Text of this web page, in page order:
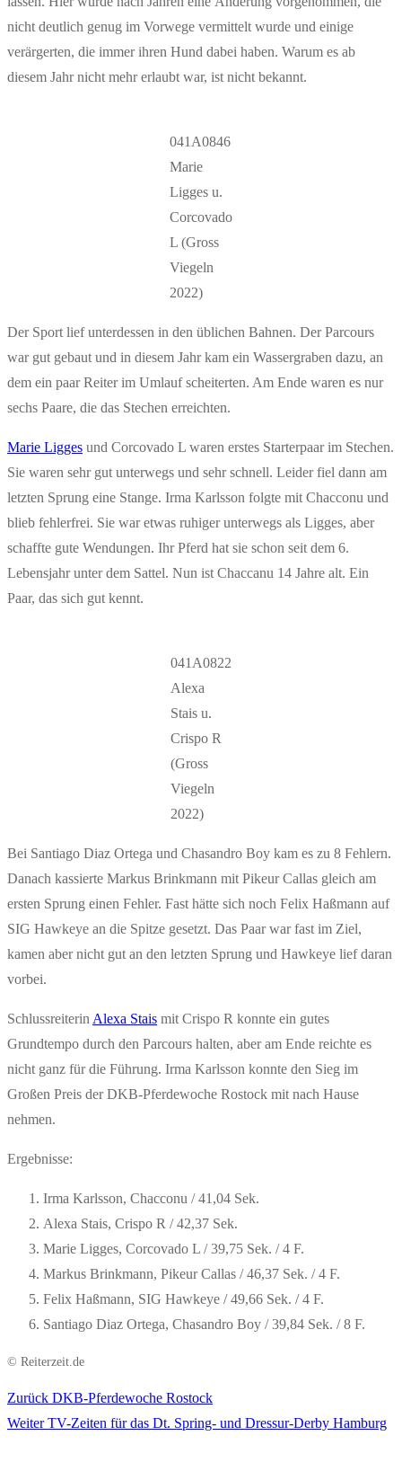
nicht deutlich genug im Vorwege vermittelt wurde und einige
verärgerten, die immer ihren Hund dabei haben. Warum es ab
diesem Jahr nicht mehr erlaubt war, ist nicht bekannt.
041A0846
Marie
Ligges u.
Corcovado
L (Gross
Viegeln
2022)
Der Sport lief unterdessen in den üblichen Bahnen. Der Parcours
war gut gebaut und in diesem Jahr kam ein Wassergraben dazu, an
dem ein paar Reiter im Umlauf scheiterten. Am Ende waren es nur
sechs Paare, die das Stechen erreichten.
Marie Ligges und Corcovado L waren erstes Starterpaar im Stechen.
Sie waren sehr gut unterwegs und sehr schnell. Leider fiel dann am
letzten Sprung eine Stange. Irma Karlsson folgte mit Chacconu und
blieb fehlerfrei. Sie war etwas ruhiger unterwegs als Ligges, aber
schaffte gute Wendungen. Ihr Pferd hat sie schon seit dem 6.
Lebensjahr unter dem Sattel. Nun ist Chaccanu 14 Jahre alt. Ein
Paar, das sich gut kennt.
041A0822
Alexa
Stais u.
Crispo R
(Gross
Viegeln
2022)
Bei Santiago Diaz Ortega und Chasandro Boy kam es zu 8 Fehlern.
Danach kassierte Markus Brinkmann mit Pikeur Callas gleich am
ersten Sprung einen Fehler. Fast hätte sich noch Felix Haßmann auf
SIG Hawkeye an die Spitze gesetzt. Das Paar war fast im Ziel,
kamen aber nicht gut an den letzten Sprung und Hawkeye lief daran
vorbei.
Schlussreiterin Alexa Stais mit Crispo R konnte ein gutes
Grundtempo durch den Parcours halten, aber am Ende reichte es
nicht ganz für die Führung. Irma Karlsson konnte den Sieg im
Großen Preis der DKB-Pferdewoche Rostock mit nach Hause
nehmen.
Ergebnisse:
Irma Karlsson, Chacconu / 41,04 Sek.
Alexa Stais, Crispo R / 42,37 Sek.
Marie Ligges, Corcovado L / 39,75 Sek. / 4 F.
Markus Brinkmann, Pikeur Callas / 46,37 Sek. / 4 F.
Felix Haßmann, SIG Hawkeye / 49,66 Sek. / 4 F.
Santiago Diaz Ortega, Chasandro Boy / 39,84 Sek. / 8 F.
© Reiterzeit.de
Beitragsnavigation
Zurück Vorheriger
Beitrag:
DKB-Pferdewoche Rostock
Weiter Nächster
TV-Zeiten für das Dt. Spring- und Dressur-Derby Hamburg